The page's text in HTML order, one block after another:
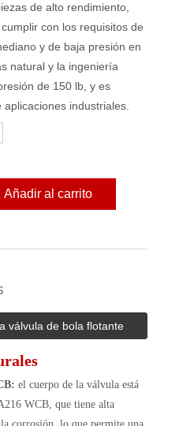
de alto rendimiento,
con los requisitos de
y de baja presión en
natural y la ingeniería
de 150 lb, y es
industriales.
Añadir al carrito
válvula de bola flotante
el cuerpo de la válvula está
WCB, que tiene alta